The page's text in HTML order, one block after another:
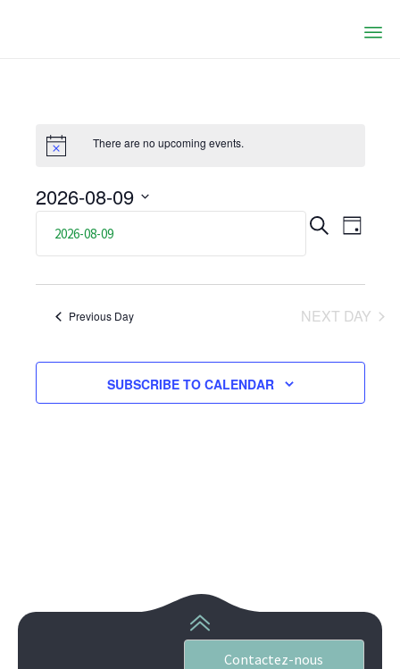
There are no upcoming events.
and
SEARCH
DAY
2026-08-09
date.
Previous Day NEXT DAY
SUBSCRIBE TO CALENDAR
Contactez-nous